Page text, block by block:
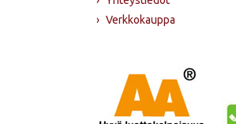
› Verkkokauppa